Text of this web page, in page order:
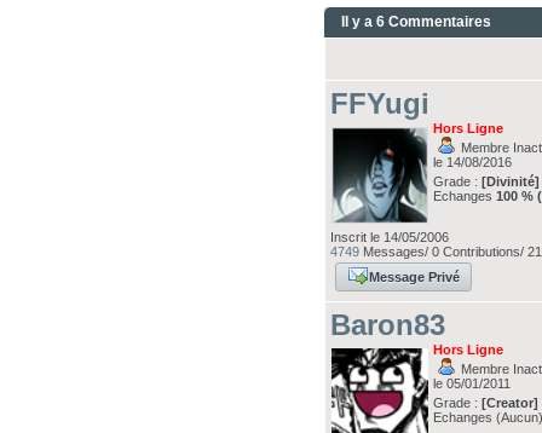
Il y a 6 Commentaires
FFYugi
Hors Ligne
Membre
le 14/08/2016
Grade :[Divinité]
Echanges100 % (
Inscrit le 14/05/2006
4749 Messages/ 0 Contributions/
Message Privé
Baron83
Hors Ligne
Membre
le 05/01/2011
Grade :[Creator]
Echanges